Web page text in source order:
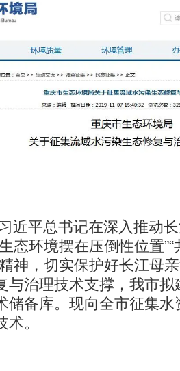
近平总书记在深入推动
态环境摆在压倒性位置
神，切实保护好长江母
与治理技术支撑，我市
储备库。现向全市征集
。